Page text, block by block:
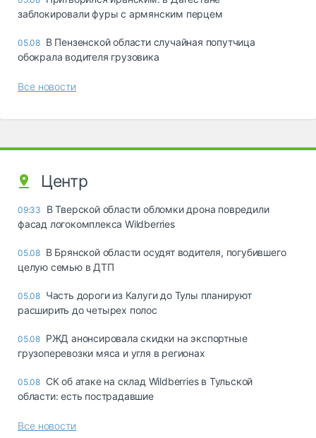
заблокировали фуры с армянским перцем
05.08 В Пензенской области случайная попутчица
обокрала водителя грузовика
Все новости
Центр
09:33
В Тверской области обломки дрона повредили
фасад логокомплекса Wildberries
05.08 В Брянской области осудят водителя, погубившего
целую семью в ДТП
05.08 Часть дороги из Калуги до Тулы планируют
расширить до четырех полос
05.08 РЖД анонсировала скидки на экспортные
грузоперевозки мяса и угля в регионах
05.08 СК об атаке на склад Wildberries в Тульской
области: есть пострадавшие
Все новости